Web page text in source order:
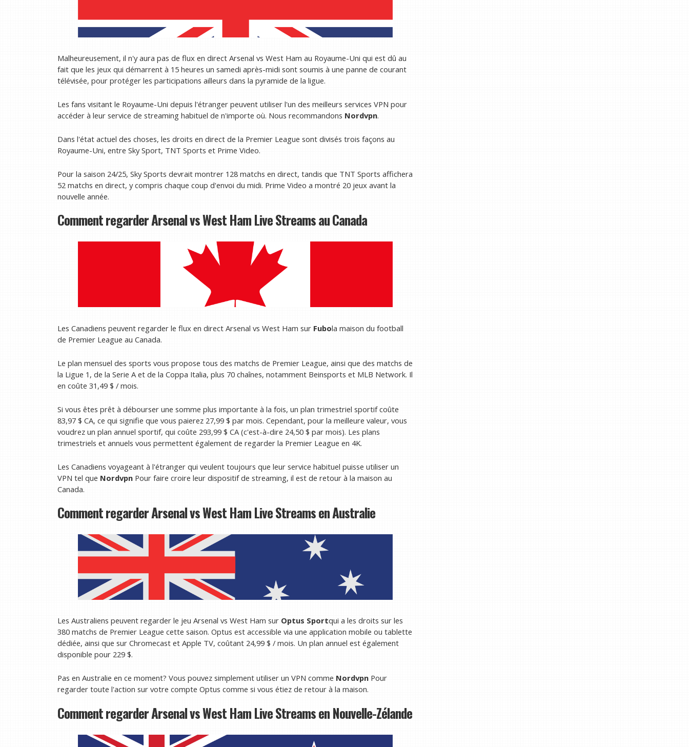
Malheureusement, il n'y aura pas de flux en direct Arsenal vs West Ham au Royaume-Uni qui est dû au
fait que les jeux qui démarrent à 15 heures un samedi après-midi sont soumis à une panne de courant
télévisée, pour protéger les participations ailleurs dans la pyramide de la ligue.
Les fans visitant le Royaume-Uni depuis l'étranger peuvent utiliser l'un des meilleurs services VPN pour
accéder à leur service de streaming habituel de n'importe où. Nous recommandons Nordvpn.
Dans l'état actuel des choses, les droits en direct de la Premier League sont divisés trois façons au
Royaume-Uni, entre Sky Sport, TNT Sports et Prime Video.
Pour la saison 24/25, Sky Sports devrait montrer 128 matchs en direct, tandis que TNT Sports affichera
52 matchs en direct, y compris chaque coup d'envoi du midi. Prime Video a montré 20 jeux avant la
nouvelle année.
Comment regarder Arsenal vs West Ham Live Streams au Canada
Les Canadiens peuvent regarder le flux en direct Arsenal vs West Ham sur Fubola maison du football
de Premier League au Canada.
Le plan mensuel des sports vous propose tous des matchs de Premier League, ainsi que des matchs de
la Ligue 1, de la Serie A et de la Coppa Italia, plus 70 chaînes, notamment Beinsports et MLB Network. Il
en coûte 31,49 $ / mois.
Si vous êtes prêt à débourser une somme plus importante à la fois, un plan trimestriel sportif coûte
83,97 $ CA, ce qui signifie que vous paierez 27,99 $ par mois. Cependant, pour la meilleure valeur, vous
voudrez un plan annuel sportif, qui coûte 293,99 $ CA (c'est-à-dire 24,50 $ par mois). Les plans
trimestriels et annuels vous permettent également de regarder la Premier League en 4K.
Les Canadiens voyageant à l'étranger qui veulent toujours que leur service habituel puisse utiliser un
VPN tel que Nordvpn Pour faire croire leur dispositif de streaming, il est de retour à la maison au
Canada.
Comment regarder Arsenal vs West Ham Live Streams en Australie
Les Australiens peuvent regarder le jeu Arsenal vs West Ham sur Optus Sportqui a les droits sur les
380 matchs de Premier League cette saison. Optus est accessible via une application mobile ou tablette
dédiée, ainsi que sur Chromecast et Apple TV, coûtant 24,99 $ / mois. Un plan annuel est également
disponible pour 229 $.
Pas en Australie en ce moment? Vous pouvez simplement utiliser un VPN comme Nordvpn Pour
regarder toute l'action sur votre compte Optus comme si vous étiez de retour à la maison.
Comment regarder Arsenal vs West Ham Live Streams en Nouvelle-Zélande